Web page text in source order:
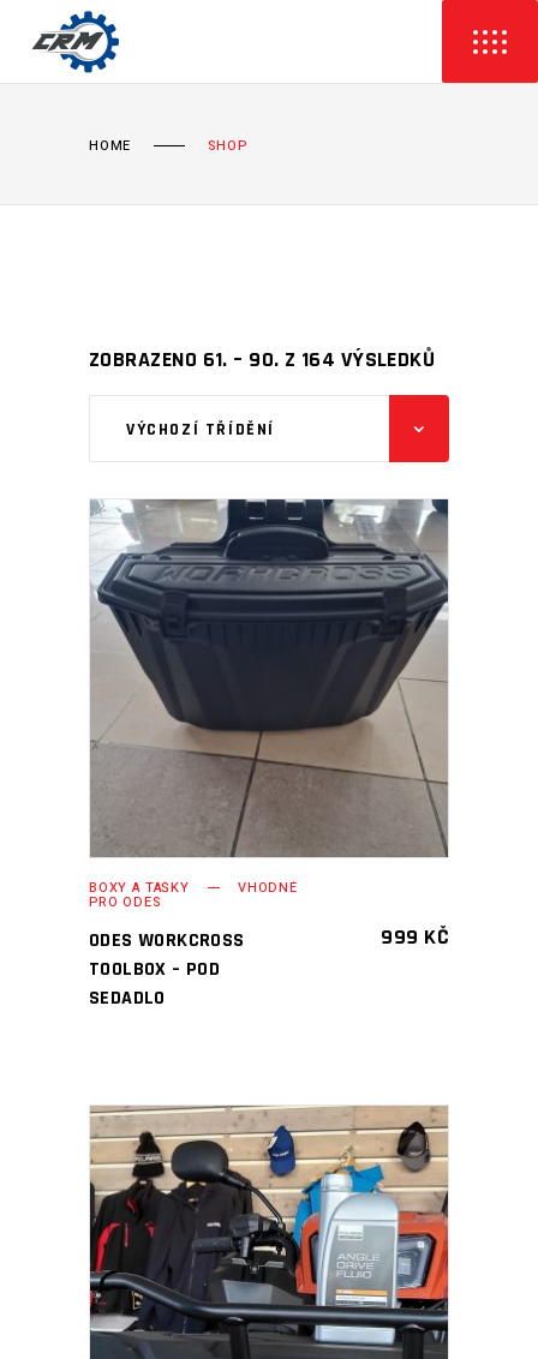
HOME SHOP
ZOBRAZENO 61. – 90. Z 164 VÝSLEDKŮ
VÝCHOZÍ TŘÍDĚNÍ
BOXY A TAŠKY VHODNÉ
PRO ODES
ODES WORKCROSS
TOOLBOX – POD
SEDADLO
999 KČ
PŘIDAT DO KOŠÍKU